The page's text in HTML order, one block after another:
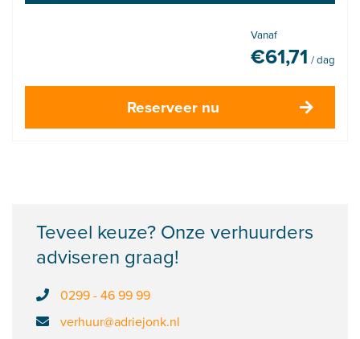
Vanaf
€61,71 / dag
Reserveer nu
Teveel keuze? Onze verhuurders
adviseren graag!
0299 - 46 99 99
verhuur@adriejonk.nl